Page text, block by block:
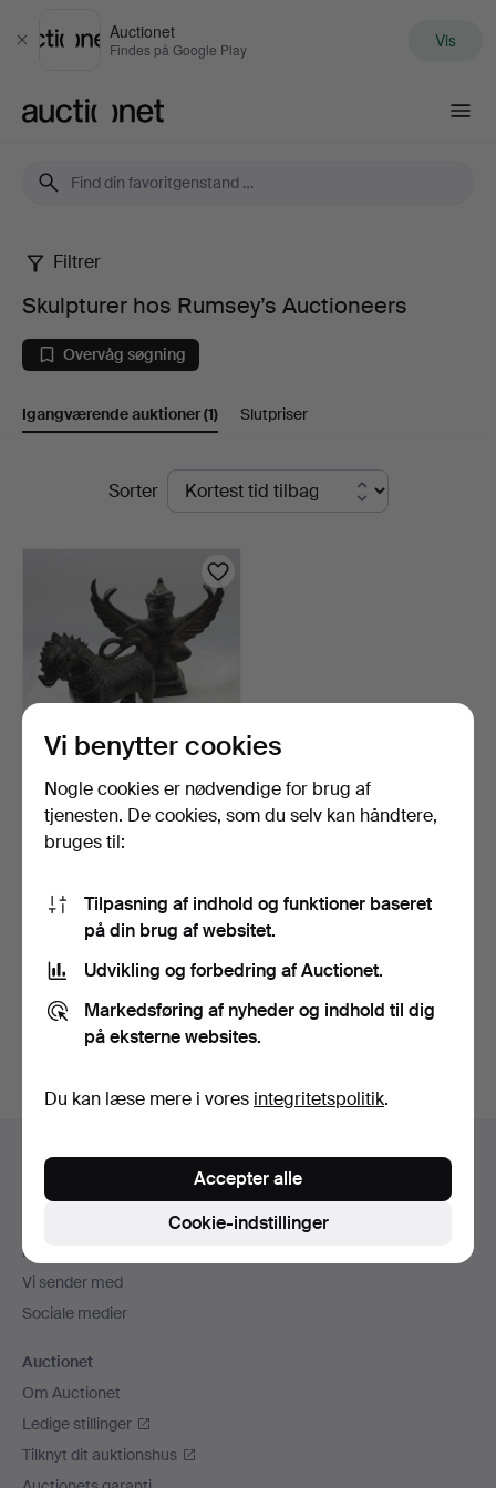
Luk
Auctionet
Findes på Google Play Vis
Skulpturer
hos
Rumsey’s
Auctioneers
Filtrer
Skulpturer hos Rumsey’s Auctioneers
Overvåg søgning
Igangværende auktioner(1) Slutpriser
Igangværende
Sorter
PAR THAILANDSKE
VINTAGE-
BRONZESKULPTURER.
10 timer
Overvåg søgning
auktioner.
Hjælp og kontaktoplysninger
Kontakt supporten
Betalingsmuligheder
Vi sender med
Sociale medier
Auctionet
Om Auctionet
Ledige stillinger
Tilknyt dit auktionshus
Vi benytter cookies
Nogle cookies er nødvendige for brug af
tjenesten. De cookies, som du selv kan håndtere,
bruges til:
Tilpasning af indhold og funktioner baseret
på din brug af websitet.
Udvikling og forbedring af Auctionet.
Markedsføring af nyheder og indhold til dig
på eksterne websites.
Du kan læse mere i vores integritetspolitik.
Cookie-indstillinger
Accepter alle